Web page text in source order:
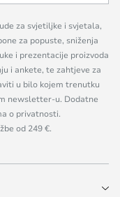
za svjetiljke i svjetala,
za popuste, sniženja
i prezentacije proizvoda
i ankete, te zahtjeve za
u bilo kojem trenutku
newsletter-u. Dodatne
o privatnosti.
od 249 €.